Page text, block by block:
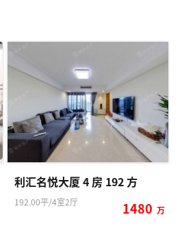
利汇名悦大厦 4 房 192 方
192.00平/4室2厅 1480 万